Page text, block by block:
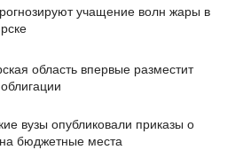
учащение волн жары в
область впервые разместит
вузы опубликовали приказы о
бюджетные места